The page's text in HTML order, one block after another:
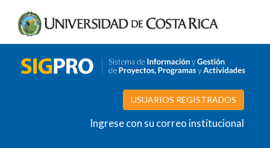
USUARIOS REGISTRADOS
Ingrese con su correo institucional